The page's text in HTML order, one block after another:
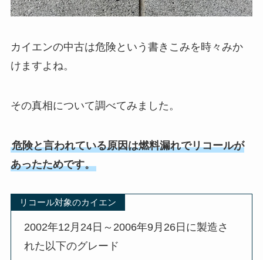
カイエンの中古は危険という書きこみを時々みか
けますよね。
その真相について調べてみました。
危険と言われている原因は燃料漏れでリコールが
あったためです。
リコール対象のカイエン
2002年12月24日～2006年9月26日に製造さ
れた以下のグレード